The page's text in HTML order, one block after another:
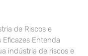
de Riscos e
Eficazes Entenda
indústria de riscos e